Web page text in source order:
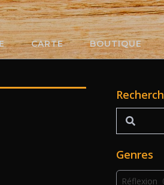
CARTE BOUTIQUE
Rechercher
Genres
Réflexion